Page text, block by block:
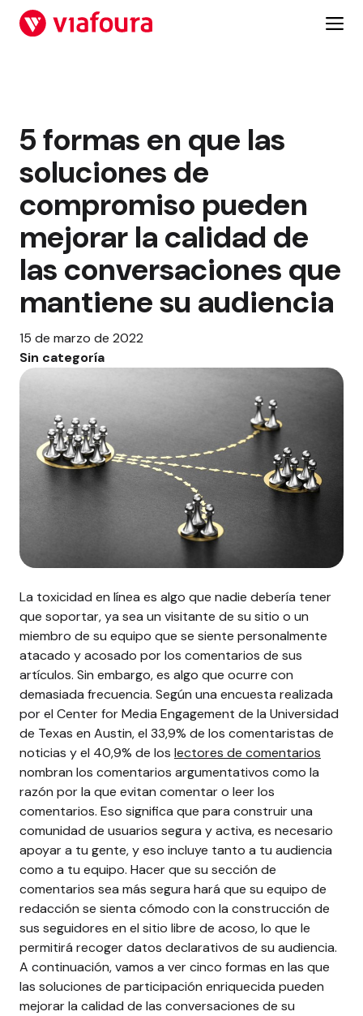
Saltar
5 formas en que las
soluciones de
compromiso pueden
mejorar la calidad de
las conversaciones que
mantiene su audiencia
15 de marzo de 2022
Sin categoría
La toxicidad en línea es algo que nadie debería tener
que soportar, ya sea un visitante de su sitio o un
miembro de su equipo que se siente personalmente
atacado y acosado por los comentarios de sus
artículos. Sin embargo, es algo que ocurre con
demasiada frecuencia. Según una encuesta realizada
por el Center for Media Engagement de la Universidad
de Texas en Austin, el 33,9% de los comentaristas de
noticias y el 40,9% de los lectores de comentarios
nombran los comentarios argumentativos como la
razón por la que evitan comentar o leer los
comentarios. Eso significa que para construir una
comunidad de usuarios segura y activa, es necesario
apoyar a tu gente, y eso incluye tanto a tu audiencia
como a tu equipo. Hacer que su sección de
comentarios sea más segura hará que su equipo de
redacción se sienta cómodo con la construcción de
sus seguidores en el sitio libre de acoso, lo que le
permitirá recoger datos declarativos de su audiencia.
A continuación, vamos a ver cinco formas en las que
las soluciones de participación enriquecida pueden
mejorar la calidad de las conversaciones de su